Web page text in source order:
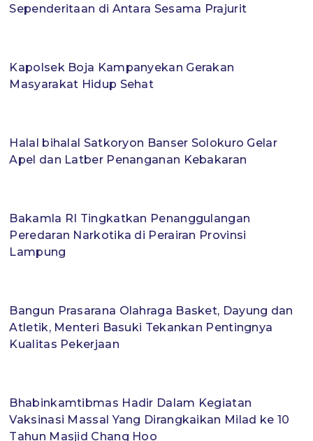
Sependeritaan di Antara Sesama Prajurit
Kapolsek Boja Kampanyekan Gerakan
Masyarakat Hidup Sehat
Halal bihalal Satkoryon Banser Solokuro Gelar
Apel dan Latber Penanganan Kebakaran
Bakamla RI Tingkatkan Penanggulangan
Peredaran Narkotika di Perairan Provinsi
Lampung
Bangun Prasarana Olahraga Basket, Dayung dan
Atletik, Menteri Basuki Tekankan Pentingnya
Kualitas Pekerjaan
Bhabinkamtibmas Hadir Dalam Kegiatan
Vaksinasi Massal Yang Dirangkaikan Milad ke 10
Tahun Masjid Chang Hoo